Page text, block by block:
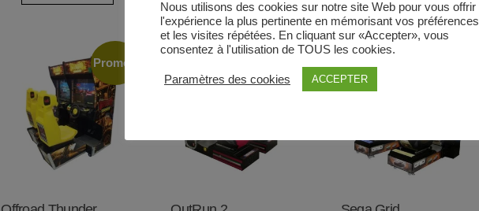
Promo !
Nous utilisons des cookies sur notre site Web pour vous offrir
l'expérience la plus pertinente en mémorisant vos préférences
et les visites répétées. En cliquant sur «Accepter», vous
consentez à l'utilisation de TOUS les cookies.
Paramètres des cookies ACCEPTER